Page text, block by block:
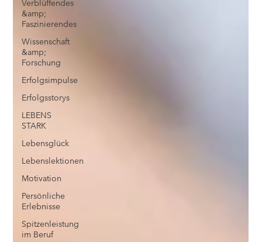
Verblüffendes
&amp;
Faszinierendes
Wissenschaft
&amp;
Forschung
Erfolgsimpulse
Erfolgsstorys
LEBENS
STARK
Lebensglück
Lebenslektionen
Motivation
Persönliche
Erlebnisse
Spitzenleistung
im Beruf